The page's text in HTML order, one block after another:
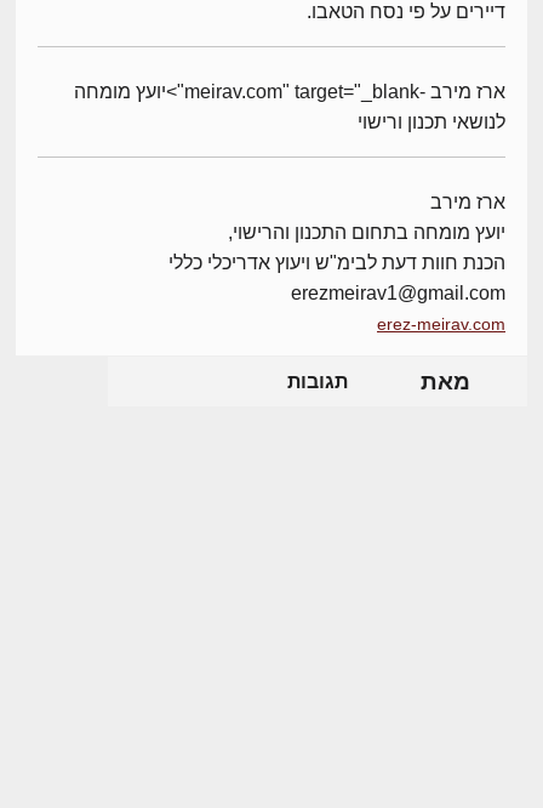
דיירים על פי נסח הטאבו.
ארז מירב -meirav.com" target="_blank">יועץ מומחה
לנושאי תכנון ורישוי
ארז מירב
יועץ מומחה בתחום התכנון והרישוי,
הכנת חוות דעת לבימ"ש ויעוץ אדריכלי כללי
erezmeirav1@gmail.com
erez-meirav.com
מאת תגובות